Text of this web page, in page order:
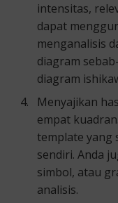
intensitas,
dapat
menganalisis
diagram
diagram
Menyajikan
empat
template yang
sendiri. Anda
simbol, atau
analisis.